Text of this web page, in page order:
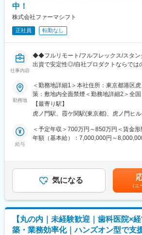
中！
株式会社ファーマシフト
正社員 転勤なし
仕事内容
◆◆フルリモート/フルフレックス/スタン
出資で安定性◎/自社プロダクトならでは
■概要 ～地方在住者・育児中の社員も
ファーマシフトでは、LINEを活用した「
に、患者と薬局をつなぐ医療プラットフ
っています。
本ポジションでは、開発現場に近い立場
に前へ進めるミドルPMとしての役割を
親会社 メディカルシステムネットワーク
■事業概要
「すべての人が健康を自ら選択できる社
者と薬局のコミュニケーションを支援す
服薬フォロー・オンライン服薬指導など
り便利にするためのサービスです。2026
者数は220万人を突破。より多くの患者
勤務地
＜勤務地詳細1＞本社住所：東京都港区
策：敷地内全面禁煙＜勤務地詳細2＞全
ート中心）住所：東京都 受動喫煙対策：
囲：会社の定める事業所（リモートワーク
【最寄り駅】
虎ノ門駅、霞ケ関駅(東京都)、虎ノ門ヒ
給与
＜予定年収＞700万円～850万円＜賃金
年額（基本給）：7,000,000円～
あります。月給(月額)は固定手当を含め
気になる
（
【丸の内｜未経験歓迎｜歯科医院×
築・業務効率化｜ハンズオン型で支